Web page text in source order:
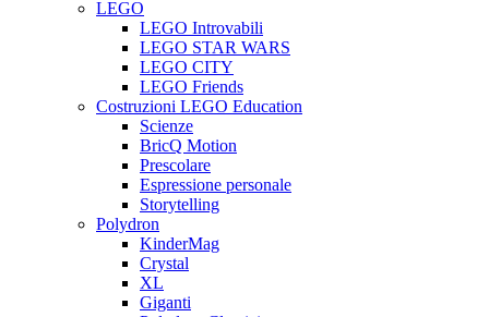
LEGO
LEGO Introvabili
LEGO STAR WARS
LEGO CITY
LEGO Friends
Costruzioni LEGO Education
Scienze
BricQ Motion
Prescolare
Espressione personale
Storytelling
Polydron
KinderMag
Crystal
XL
Giganti